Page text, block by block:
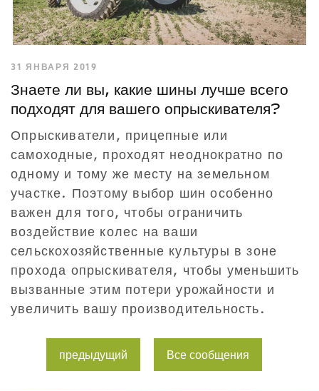
31 ЯНВАРЯ 2019
Знаете ли вы, какие шины лучше всего
подходят для вашего опрыскивателя?
Опрыскиватели, прицепные или
самоходные, проходят неоднократно по
одному и тому же месту на земельном
участке. Поэтому выбор шин особенно
важен для того, чтобы ограничить
воздействие колес на ваши
сельскохозяйственные культуры в зоне
прохода опрыскивателя, чтобы уменьшить
вызванные этим потери урожайности и
увеличить вашу производительность.
предыдущий Все сообщения